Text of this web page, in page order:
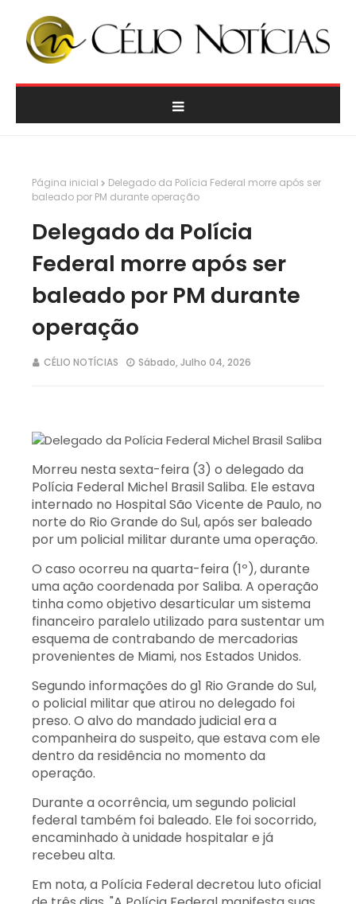
Página inicial
Delegado da Polícia Federal morre após ser
baleado por PM durante operação
Delegado da Polícia
Federal morre após ser
baleado por PM durante
operação
CÉLIO NOTÍCIAS Sábado, Julho 04, 2026
Morreu nesta sexta-feira (3) o delegado da
Polícia Federal Michel Brasil Saliba. Ele estava
internado no Hospital São Vicente de Paulo, no
norte do Rio Grande do Sul, após ser baleado
por um policial militar durante uma operação.
O caso ocorreu na quarta-feira (1º), durante
uma ação coordenada por Saliba. A operação
tinha como objetivo desarticular um sistema
financeiro paralelo utilizado para sustentar um
esquema de contrabando de mercadorias
provenientes de Miami, nos Estados Unidos.
Segundo informações do g1 Rio Grande do Sul,
o policial militar que atirou no delegado foi
preso. O alvo do mandado judicial era a
companheira do suspeito, que estava com ele
dentro da residência no momento da
operação.
Durante a ocorrência, um segundo policial
federal também foi baleado. Ele foi socorrido,
encaminhado à unidade hospitalar e já
recebeu alta.
Em nota, a Polícia Federal decretou luto oficial